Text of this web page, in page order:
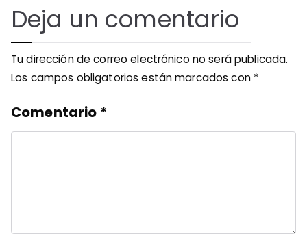
Deja un comentario
Tu dirección de correo electrónico no será publicada.
Los campos obligatorios están marcados con *
Comentario *